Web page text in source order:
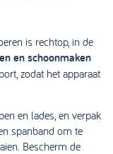
is rechtop, in de
en schoonmaken
zodat het apparaat
en lades, en verpak
spanband om te
Bescherm de